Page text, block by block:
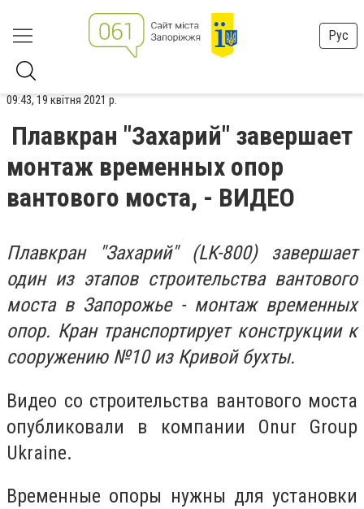
Рус
09:43, 19 квітня 2021 р.
Плавкран "Захарий" завершает
монтаж временных опор
вантового моста, - ВИДЕО
Плавкран "Захарий" (LK-800) завершает
один из этапов строительства вантового
моста в Запорожье - монтаж временных
опор. Кран транспортирует конструкции к
сооружению №10 из Кривой бухты.
Видео со строительства вантового моста
опубликовали в компании Onur Group
Ukraine.
Временные опоры нужны для установки